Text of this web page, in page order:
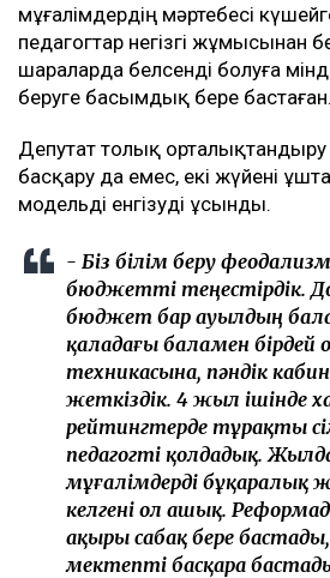
мұғалімдердің мәртебесі
педагогтар негізгі жұмысынан
шараларда белсенді болуға
беруге басымдық бере бастаған.
Депутат толық орталықтандыру
басқару да емес, екі жүйені
модельді енгізуді ұсынды.
- Біз білім беру
бюджетті теңестірдік.
бюджет бар ауылдың
қаладағы баламен бірдей
техникасына, пәндік
жеткіздік. 4 жыл ішінде
рейтингтерде тұрақты
педагогті қолдадық.
мұғалімдерді бұқаралық
келгені ол ашық.
ақыры сабақ бере
мектепті басқара